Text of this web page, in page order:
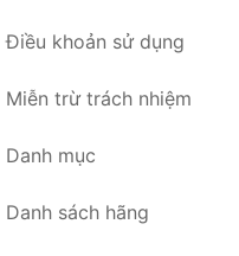
Điều khoản sử dụng
Miễn trừ trách nhiệm
Danh mục
Danh sách hãng